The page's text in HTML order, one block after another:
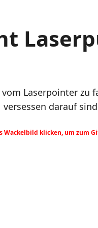
Laserpointer zu
darauf
Wackelbild klicken, um zum